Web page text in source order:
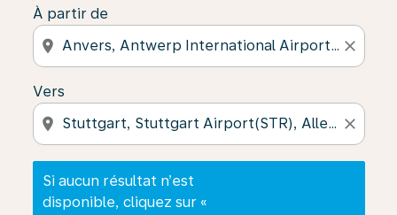
À partir de
location_on close
Vers
location_on close
Si aucun résultat n’est
disponible, cliquez sur «